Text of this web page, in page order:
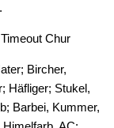
Chur
Bircher,
Häfliger; Stukel,
Barbei, Kummer,